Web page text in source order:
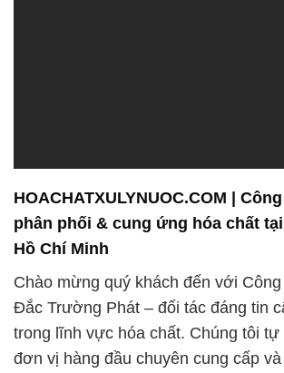
HOACHATXULYNUOC.COM |
phân phối & cung ứng hóa chất
Hồ Chí Minh
Chào mừng quý khách đến với
Đắc Trường Phát – đối tác đáng tin
trong lĩnh vực hóa chất. Chúng tôi tự
đơn vị hàng đầu chuyên cung cấp